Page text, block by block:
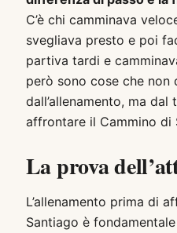
C’è chi camminava
svegliava presto e poi
partiva tardi e
però sono cose che non
dall’allenamento, ma
affrontare il Cammino di
La prova
L’allenamento prima di
Santiago è